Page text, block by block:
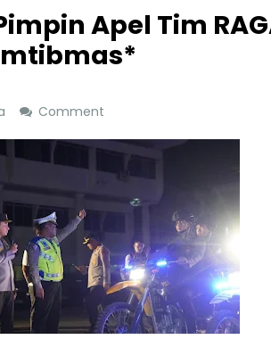
Apel Tim
Comment